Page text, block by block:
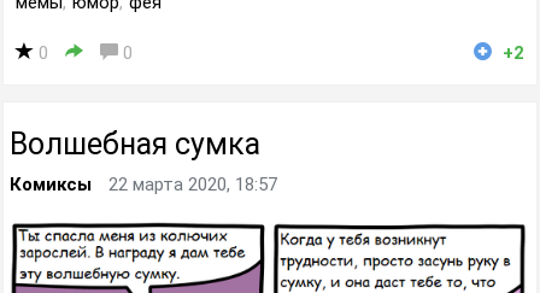
0 0 +2
Волшебная сумка
Комиксы 22 марта 2020, 18:57